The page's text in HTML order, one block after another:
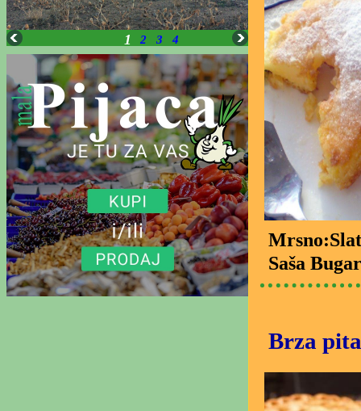
1 2 3 4
Saša
Brza